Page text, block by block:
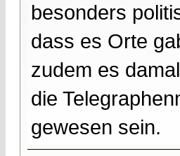
besonders
dass es Orte
zudem es
die
gewesen sein.